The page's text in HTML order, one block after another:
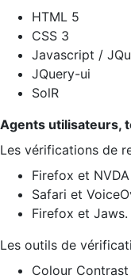
HTML 5
CSS 3
Javascript /
JQuery-ui
SolR
Agents utilisateurs,
Les vérifications de
Firefox et
Safari et
Firefox et Jaws.
Les outils de
Colour